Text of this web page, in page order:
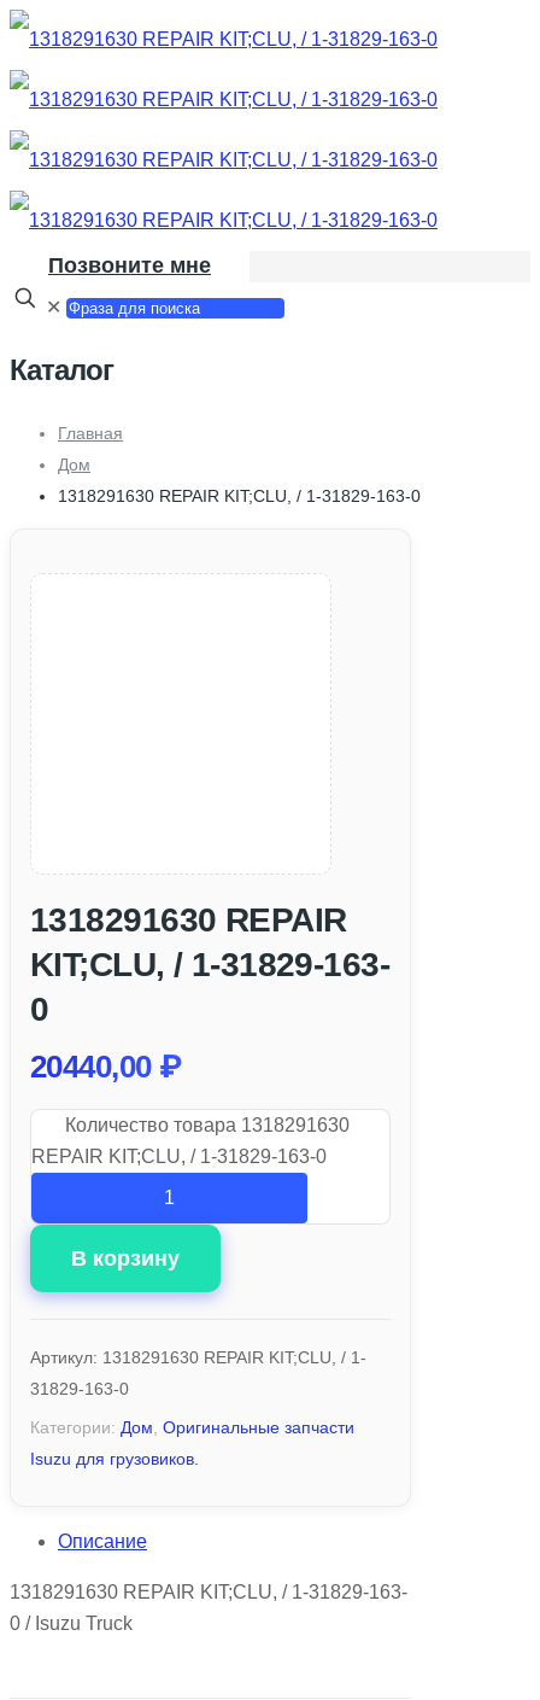
Позвоните мне
✕
Каталог
Главная
Дом
1318291630 REPAIR KIT;CLU, / 1-31829-163-0
1318291630 REPAIR
KIT;CLU, / 1-31829-163-
0
20440,00 ₽
Количество товара 1318291630
REPAIR KIT;CLU, / 1-31829-163-0
В корзину
Артикул: 1318291630 REPAIR KIT;CLU, / 1-
31829-163-0
Категории: Дом Оригинальные запчасти
Isuzu для грузовиков.
Описание
1318291630 REPAIR KIT;CLU, / 1-31829-163-
0 / Isuzu Truck